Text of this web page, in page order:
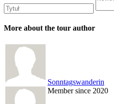
More about the tour author
Sonntagswanderin
Member since 2020